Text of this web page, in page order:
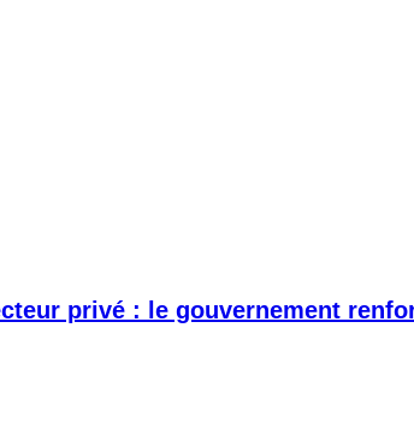
privé : le gouvernement